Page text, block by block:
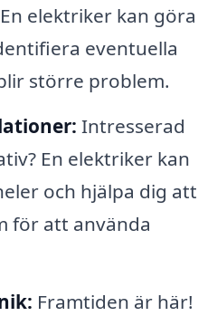
elektriker kan göra
eventuella
större problem.
Intresserad
En elektriker kan
och hjälpa dig att
för att använda
Framtiden är här!